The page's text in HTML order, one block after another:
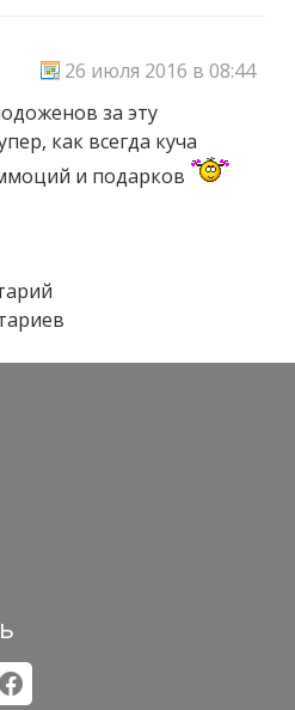
26 июля 2016 в 08:44
за эту
как всегда куча
и подарков